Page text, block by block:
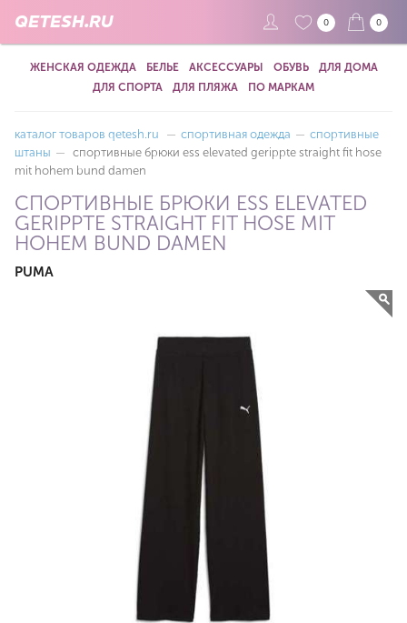
QETESH.RU 0 0
ЖЕНСКАЯ ОДЕЖДА БЕЛЬЕ АКСЕССУАРЫ ОБУВЬ
ДЛЯ ДОМА
ДЛЯ СПОРТА
ДЛЯ ПЛЯЖА ПО МАРКАМ
каталог товаров qetesh.ru — спортивная одежда — спортивные
штаны — спортивные брюки ess elevated gerippte straight fit hose
mit hohem bund damen
СПОРТИВНЫЕ БРЮКИ ESS ELEVATED
GERIPPTE STRAIGHT FIT HOSE MIT
HOHEM BUND DAMEN
PUMA